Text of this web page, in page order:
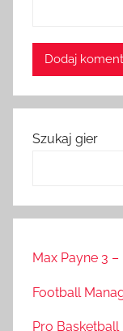
Szukaj gier
Max Payne 3
Football
Pro Basketball